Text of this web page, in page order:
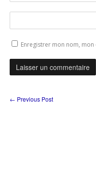
Enregistrer mon nom,
← Previous Post